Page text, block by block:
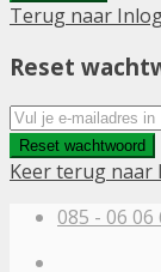
Terug naar
Reset
Reset wachtwoord
Keer terug naar
085 - 06 06